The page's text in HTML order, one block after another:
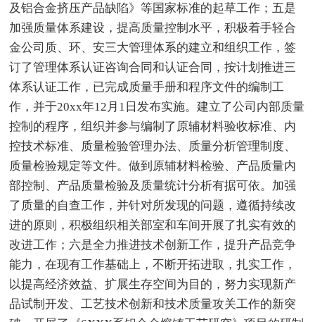
及铝合金挤压产品缺陷》等国家标准的起草工作；五是
加强质量体系建设，提高质量控制水平，积极着手轻合
金公司质、环、安三大管理体系的建立和组织工作，签
订了管理体系认证咨询合同和认证合同，按计划推进三
体系认证工作，已完成质量手册和程序文件的编制工
作，并于20xx年12月1日发布实施。建立了公司内部质量
控制的程序，组织并参与编制了原辅材料验收标准、内
控技术标准、质量检验管理办法、质量分析管理制度、
质量检验规定等文件。做到原辅材料检验、产品质量内
部控制、产品质量检验及质量统计分析有据可依。加强
了质量的自查工作，并针对所发现的问题，遵循持续改
进的原则，积极组织相关部室和车间开展了扎实有效的
改进工作；六是全力推进技术创新工作，提升产品竞争
能力，在现有工作基础上，不断开拓进取，扎实工作，
以提高经济效益、扩展生存空间为目的，努力实现新产
品试制开发、工艺技术创新和技术质量攻关工作的新突